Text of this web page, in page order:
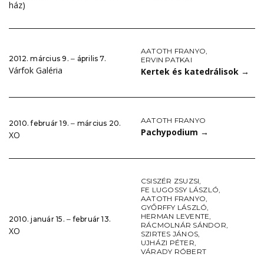
ház)
2012. március 9. ‒ április 7.
Várfok Galéria
AATOTH FRANYO,
ERVIN PATKAI
Kertek és katedrálisok →
2010. február 19. ‒ március 20.
XO
AATOTH FRANYO
Pachypodium →
2010. január 15. ‒ február 13.
XO
CSISZÉR ZSUZSI,
FE LUGOSSY LÁSZLÓ,
AATOTH FRANYO,
GYŐRFFY LÁSZLÓ,
HERMAN LEVENTE,
RÁCMOLNÁR SÁNDOR,
SZIRTES JÁNOS,
UJHÁZI PÉTER,
VÁRADY RÓBERT